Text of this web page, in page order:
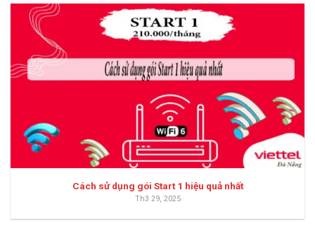
Cách sử dụng gói Start 1 hiệu quả nhất
Th3 29, 2025